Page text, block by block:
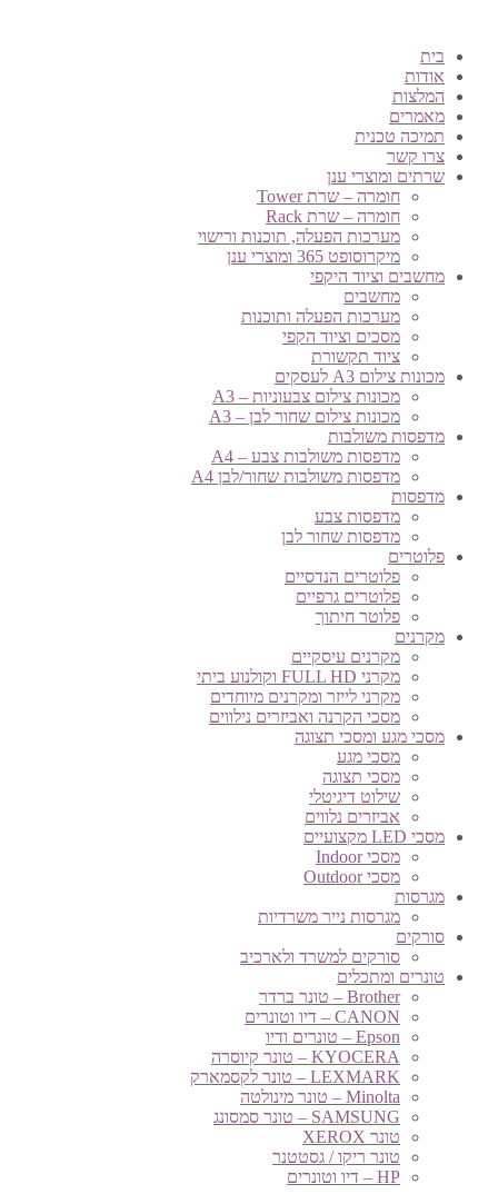
בית
אודות
המלצות
מאמרים
תמיכה טכנית
צרו קשר
שרתים ומוצרי ענן
חומרה – שרת Tower
חומרה – שרת Rack
מערכות הפעלה, תוכנות ורישוי
מיקרוסופט 365 ומוצרי ענן
מחשבים וציוד היקפי
מחשבים
מערכות הפעלה ותוכנות
מסכים וציוד הקפי
ציוד תקשורת
מכונות צילום A3 לעסקים
מכונות צילום צבעוניות – A3
מכונות צילום שחור לבן – A3
מדפסות משולבות
מדפסות משולבות צבע – A4
מדפסות משולבות שחור/לבן A4
מדפסות
מדפסות צבע
מדפסות שחור לבן
פלוטרים
פלוטרים הנדסיים
פלוטרים גרפיים
פלוטר חיתוך
מקרנים
מקרנים עיסקיים
מקרני FULL HD וקולנוע ביתי
מקרני לייזר ומקרנים מיוחדים
מסכי הקרנה ואביזרים נילווים
מסכי מגע ומסכי תצוגה
מסכי מגע
מסכי תצוגה
שילוט דיגיטלי
אביזרים נלווים
מסכי LED מקצועיים
מסכי Indoor
מסכי Outdoor
מגרסות
מגרסות נייר משרדיות
סורקים
סורקים למשרד ולארכיב
טונרים ומתכלים
Brother – טונר ברדר
CANON – דיו וטונרים
Epson – טונרים ודיו
KYOCERA – טונר קיוסרה
LEXMARK – טונר לקסמארק
Minolta – טונר מינולטה
SAMSUNG – טונר סמסונג
טונר XEROX
טונר ריקו / גסטטנר
HP – דיו וטונרים